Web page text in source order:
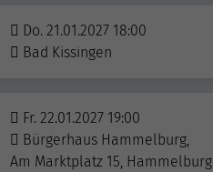
Do. 21.01.2027 18:00
Bad Kissingen
Fr. 22.01.2027 19:00
Bürgerhaus Hammelburg,
Am Marktplatz 15, Hammelburg